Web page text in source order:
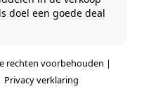
doel een goede deal
rechten voorbehouden |
Privacy verklaring